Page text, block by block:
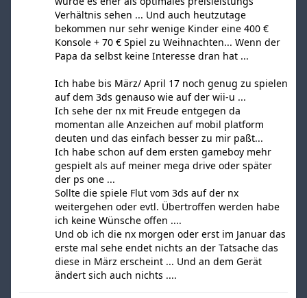
Verhältnis sehen ... Und auch heutzutage
bekommen nur sehr wenige Kinder eine 400 €
Konsole + 70 € Spiel zu Weihnachten... Wenn der
Papa da selbst keine Interesse dran hat ...
Ich habe bis März/ April 17 noch genug zu spielen
auf dem 3ds genauso wie auf der wii-u ...
Ich sehe der nx mit Freude entgegen da
momentan alle Anzeichen auf mobil platform
deuten und das einfach besser zu mir paßt...
Ich habe schon auf dem ersten gameboy mehr
gespielt als auf meiner mega drive oder später
der ps one ...
Sollte die spiele Flut vom 3ds auf der nx
weitergehen oder evtl. Übertroffen werden habe
ich keine Wünsche offen ....
Und ob ich die nx morgen oder erst im Januar das
erste mal sehe endet nichts an der Tatsache das
diese in März erscheint ... Und an dem Gerät
ändert sich auch nichts ....